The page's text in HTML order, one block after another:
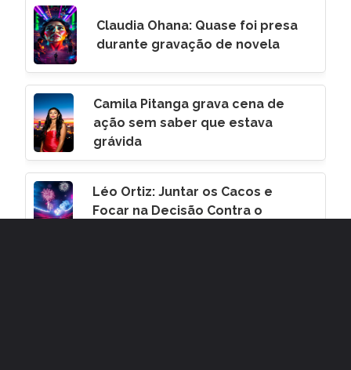
Claudia Ohana: Quase foi presa
durante gravação de novela
Camila Pitanga grava cena de
ação sem saber que estava
grávida
Léo Ortiz: Juntar os Cacos e
Focar na Decisão Contra o